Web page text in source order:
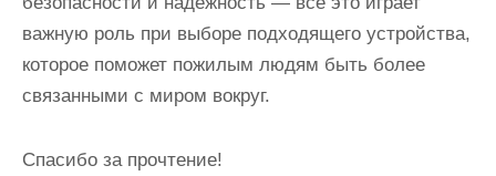
важную роль при выборе подходящего устройства,
которое поможет пожилым людям быть более
связанными с миром вокруг.
Спасибо за прочтение!